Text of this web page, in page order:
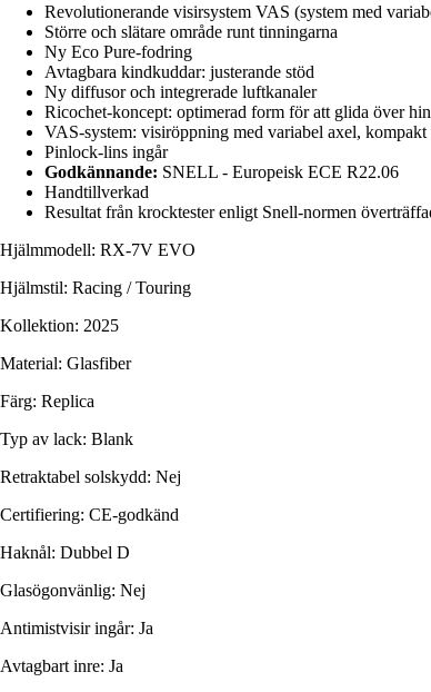
Revolutionerande visirsystem VAS (system med
Större och slätare område runt tinningarna
Ny Eco Pure-fodring
Avtagbara kindkuddar: justerande stöd
Ny diffusor och integrerade luftkanaler
Ricochet-koncept: optimerad form för att glida över
VAS-system: visiröppning med variabel axel,
Pinlock-lins ingår
Godkännande: SNELL - Europeisk ECE R22.06
Handtillverkad
Resultat från krocktester enligt Snell-normen
Hjälmmodell: RX-7V EVO
Hjälmstil: Racing / Touring
Kollektion: 2025
Material: Glasfiber
Färg: Replica
Typ av lack: Blank
Retraktabel solskydd: Nej
Certifiering: CE-godkänd
Haknål: Dubbel D
Glasögonvänlig: Nej
Antimistvisir ingår: Ja
Avtagbart inre: Ja